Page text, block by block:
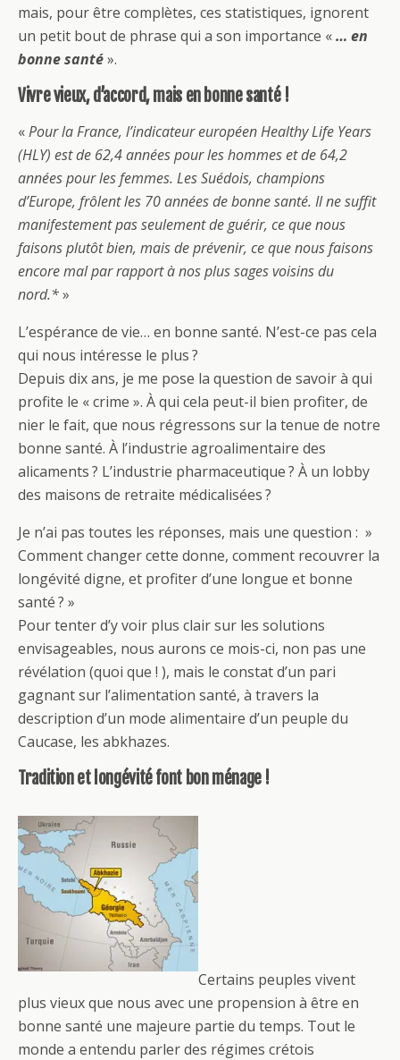
mais, pour être complètes, ces statistiques, ignorent
un petit bout de phrase qui a son importance «… en
bonne santé».
Vivre vieux, d’accord, mais en bonne santé !
«Pour la France, l’indicateur européen Healthy Life Years
(HLY) est de 62,4 années pour les hommes et de 64,2
années pour les femmes. Les Suédois, champions
d’Europe, frôlent les 70 années de bonne santé. Il ne suffit
manifestement pas seulement de guérir, ce que nous
faisons plutôt bien, mais de prévenir, ce que nous faisons
encore mal par rapport à nos plus sages voisins du
nord.*»
L’espérance de vie… en bonne santé. N’est-ce pas cela
qui nous intéresse le plus ?
Depuis dix ans, je me pose la question de savoir à qui
profite le « crime ». À qui cela peut-il bien profiter, de
nier le fait, que nous régressons sur la tenue de notre
bonne santé. À l’industrie agroalimentaire des
alicaments ? L’industrie pharmaceutique ? À un lobby
des maisons de retraite médicalisées ?
Je n’ai pas toutes les réponses, mais une question : »
Comment changer cette donne, comment recouvrer la
longévité digne, et profiter d’une longue et bonne
santé ? »
Pour tenter d’y voir plus clair sur les solutions
envisageables, nous aurons ce mois-ci, non pas une
révélation (quoi que ! ), mais le constat d’un pari
gagnant sur l’alimentation santé, à travers la
description d’un mode alimentaire d’un peuple du
Caucase, les abkhazes.
Tradition et longévité font bon ménage !
Certains peuples vivent
plus vieux que nous avec une propension à être en
bonne santé une majeure partie du temps. Tout le
monde a entendu parler des régimes crétois